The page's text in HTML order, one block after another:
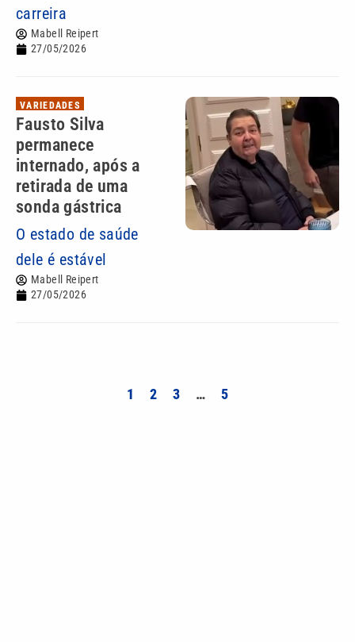
carreira
Mabell Reipert
27/05/2026
VARIEDADES
Fausto Silva
permanece
internado, após a
retirada de uma
sonda gástrica
O estado de saúde
dele é estável
Mabell Reipert
27/05/2026
1 2 3 … 5